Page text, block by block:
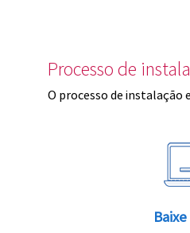
Processo de
O processo de instalação